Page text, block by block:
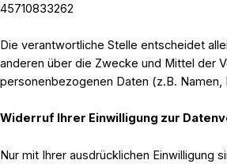
45710833262
Die verantwortliche Stelle entscheidet
anderen über die Zwecke und Mittel der
personenbezogenen Daten (z.B. Namen,
Widerruf Ihrer Einwilligung zur
Nur mit Ihrer ausdrücklichen Einwilligung